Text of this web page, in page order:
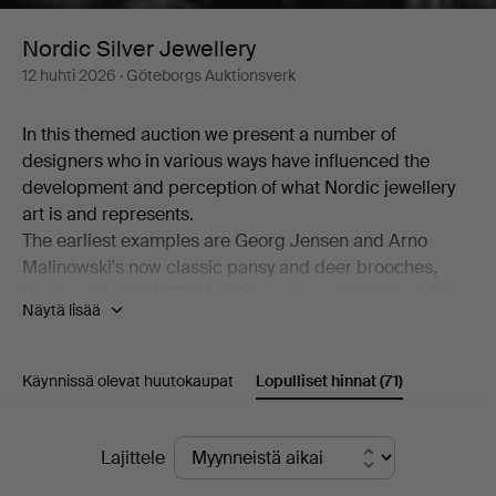
Nordic Silver Jewellery
12 huhti 2026 · Göteborgs Auktionsverk
In this themed auction we present a number of
designers who in various ways have influenced the
development and perception of what Nordic jewellery
art is and represents.
The earliest examples are Georg Jensen and Arno
Malinowski's now classic pansy and deer brooches,
Nouveau and Art Deco style.
Bülow-Hübe in collaboration with Georg Jensen. Her
design was pioneering in its functional elegance and
contemporary and subsequent artists across the Nordic
Näytä lisää
Käynnissä olevat huutokaupat Lopulliset hinnat(71)
LopullisetLajittele